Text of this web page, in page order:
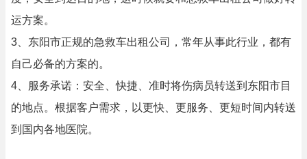
运方案。
3、东阳市正规的急救车出租公司，常年从事此行业，都有
自己必备的方案的。
4、服务承诺：安全、快捷、准时将伤病员转送到东阳市目
的地点。根据客户需求，以更快、更服务、更短时间内转送
到国内各地医院。